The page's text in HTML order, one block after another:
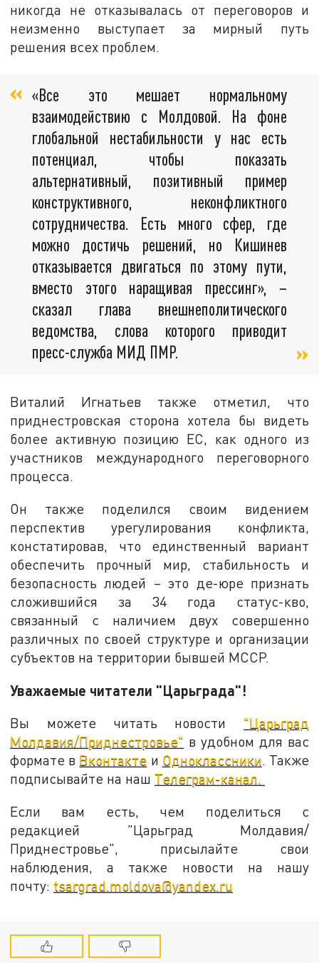
никогда не отказывалась от переговоров и
неизменно выступает за мирный путь
решения всех проблем.
«Все это мешает нормальному
взаимодействию с Молдовой. На фоне
глобальной нестабильности у нас есть
потенциал, чтобы показать
альтернативный, позитивный пример
конструктивного, неконфликтного
сотрудничества. Есть много сфер, где
можно достичь решений, но Кишинев
отказывается двигаться по этому пути,
вместо этого наращивая прессинг», –
сказал глава внешнеполитического
ведомства, слова которого приводит
пресс-служба МИД ПМР.
Виталий Игнатьев также отметил, что
приднестровская сторона хотела бы видеть
более активную позицию ЕС, как одного из
участников международного переговорного
процесса.
Он также поделился своим видением
перспектив урегулирования конфликта,
констатировав, что единственный вариант
обеспечить прочный мир, стабильность и
безопасность людей – это де-юре признать
сложившийся за 34 года статус-кво,
связанный с наличием двух совершенно
различных по своей структуре и организации
субъектов на территории бывшей МССР.
Уважаемые читатели "Царьграда"!
Вы можете читать новости "Царьград
Молдавия/Приднестровье" в удобном для вас
формате в Вконтакте и Одноклассники. Также
подписывайте на наш Телеграм-канал.
Если вам есть, чем поделиться с
редакцией "Царьград Молдавия/
Приднестровье", присылайте свои
наблюдения, а также новости на нашу
почту: tsargrad.moldova@yandex.ru